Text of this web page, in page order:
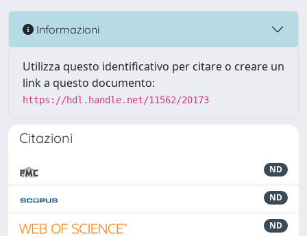
Informazioni
Utilizza questo identificativo per citare o creare un
link a questo documento:
https://hdl.handle.net/11562/20173
Citazioni
ND
ND
ND